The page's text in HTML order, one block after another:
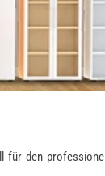
für den